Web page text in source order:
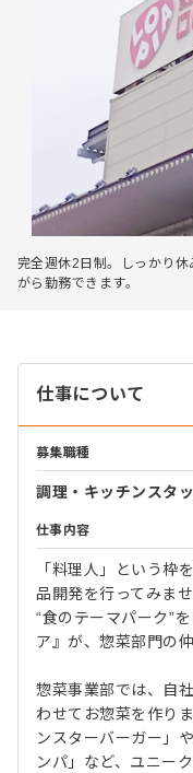
完全週休2日制。しっかり
がら勤務できます。
仕事について
募集職種
調理・キッチンスタ
仕事内容
「料理人」という枠
品開発を行ってみませ
“食のテーマパーク”
ア』が、惣菜部門の
惣菜事業部では、自
わせてお惣菜を作り
ンスターバーガー」
ンパ」など、ユニー